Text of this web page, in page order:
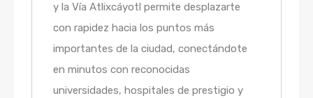
y la Vía Atlixcáyotl permite desplazarte
con rapidez hacia los puntos más
importantes de la ciudad, conectándote
en minutos con reconocidas
universidades, hospitales de prestigio y